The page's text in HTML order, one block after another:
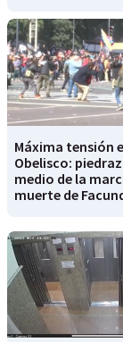
Máxima tensión
Obelisco:
medio de la
muerte de